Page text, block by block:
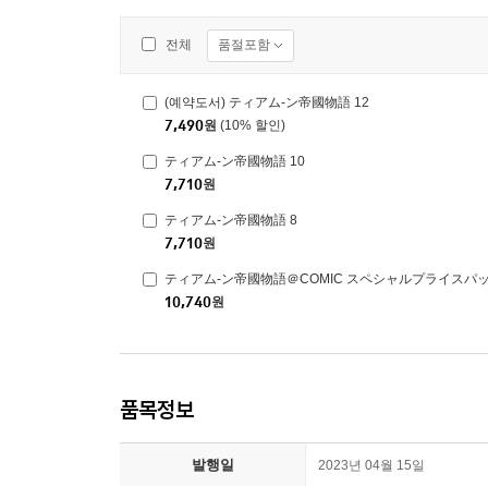
전체 품절포함
(예약도서) ティアム-ン帝國物語 12
7,490원 (10% 할인)
ティアム-ン帝國物語 10
7,710원
ティアム-ン帝國物語 8
7,710원
ティアム-ン帝國物語＠COMIC スペシャルプライスパ
10,740원
품목정보
발행일 2023년 04월 15일